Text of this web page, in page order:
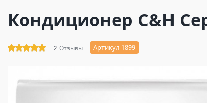
Кондиционер C&H
2 Отзывы Артикул 1899